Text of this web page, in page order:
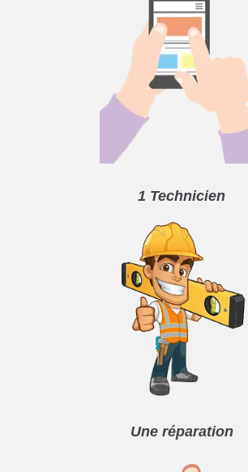
1 Technicien
Une réparation